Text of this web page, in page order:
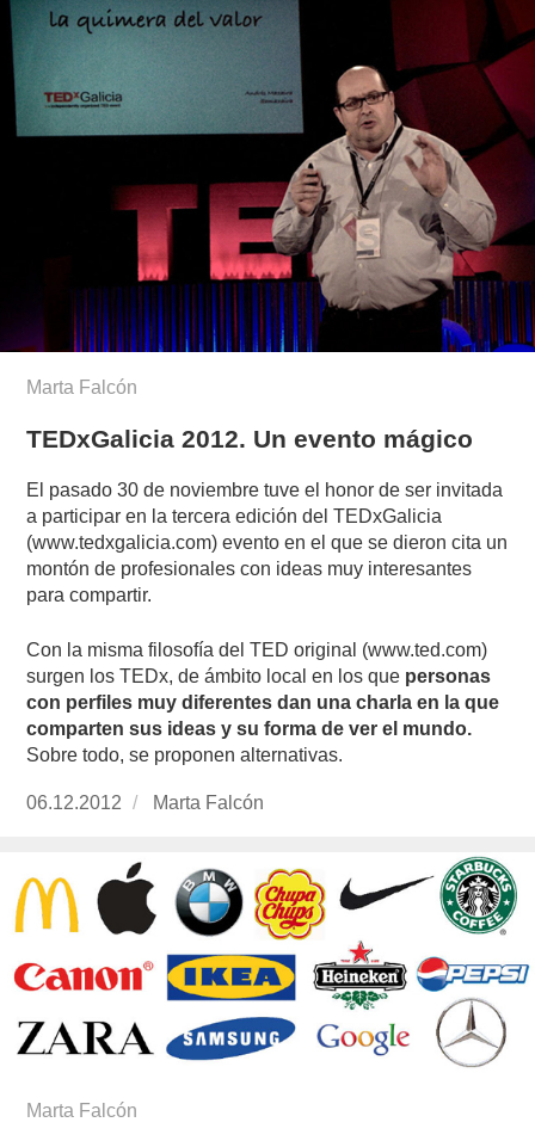
Marta Falcón
TEDxGalicia 2012. Un evento mágico
El pasado 30 de noviembre tuve el honor de ser invitada
a participar en la tercera edición del TEDxGalicia
(www.tedxgalicia.com) evento en el que se dieron cita un
montón de profesionales con ideas muy interesantes
para compartir.
Con la misma filosofía del TED original (www.ted.com)
surgen los TEDx, de ámbito local en los que personas
con perfiles muy diferentes dan una charla en la que
comparten sus ideas y su forma de ver el mundo.
Sobre todo, se proponen alternativas.
Publicado
06.12.2012 https://www.experimenta.es/author/
Marta Falcón
Marta Falcón